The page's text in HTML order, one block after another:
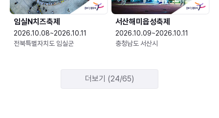
임실N치즈축제
2026.10.08~2026.10.11
전북특별자치도 임실군
서산해미읍성축제
2026.10.09~2026.10.11
충청남도 서산시
더보기 (24/65)